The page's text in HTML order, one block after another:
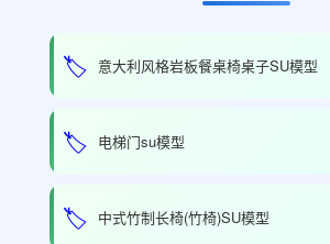
🏷️ 意大利风格岩板餐桌椅桌子SU模型
🏷️ 电梯门su模型
🏷️ 中式竹制长椅(竹椅)SU模型